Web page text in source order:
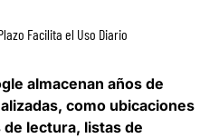
Facilita el Uso Diario
almacenan años de
como ubicaciones
lectura, listas de